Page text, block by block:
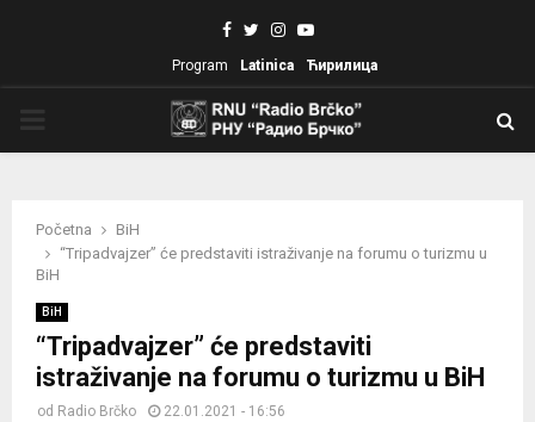
Facebook
TwitterInstagram
Youtube
Program Latinica Ћирилица
Početna
BiH
“Tripadvajzer” će predstaviti istraživanje na forumu o turizmu u
BiH
BiH
“Tripadvajzer” će predstaviti
istraživanje na forumu o turizmu u BiH
od Radio Brčko 22.01.2021 - 16:56